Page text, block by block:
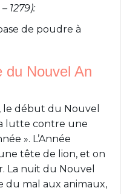
1279):
de poudre à
du Nouvel An
le début du Nouvel
lutte contre une
». L’Année
tête de lion, et on
La nuit du Nouvel
du mal aux animaux,